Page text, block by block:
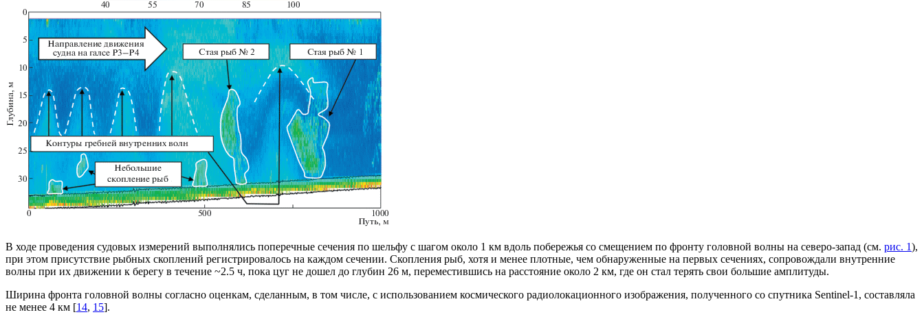
В ходе проведения судовых измерений выполнялись поперечные сечения по шельфу с шагом около 1 км вдоль побережья со смещением по фронту головной волны на северо-запад (см. рис. 1),
при этом присутствие рыбных скоплений регистрировалось на каждом сечении. Скопления рыб, хотя и менее плотные, чем обнаруженные на первых сечениях, сопровождали внутренние
волны при их движении к берегу в течение ~2.5 ч, пока цуг не дошел до глубин 26 м, переместившись на расстояние около 2 км, где он стал терять свои большие амплитуды.
Ширина фронта головной волны согласно оценкам, сделанным, в том числе, с использованием космического радиолокационного изображения, полученного со спутника Sentinel-1, составляла
не менее 4 км [14, 15].